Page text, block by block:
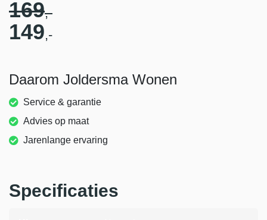
169,-
149,-
Daarom Joldersma Wonen
Service & garantie
Advies op maat
Jarenlange ervaring
Specificaties